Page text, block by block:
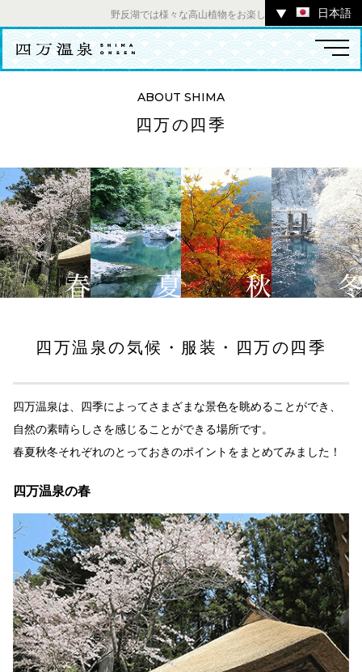
野反湖では様々な高山植物をお楽しみいただけます。 ／
▼ 日本語
体験 イベント ツアー
中之条町その他のエリア
ABOUT SHIMA
四万の四季
四万温泉の気候・服装・四万の四季
四万温泉は、四季によってさまざまな景色を眺めることができ、
自然の素晴らしさを感じることができる場所です。
春夏秋冬それぞれのとっておきのポイントをまとめてみました！
四万温泉の春